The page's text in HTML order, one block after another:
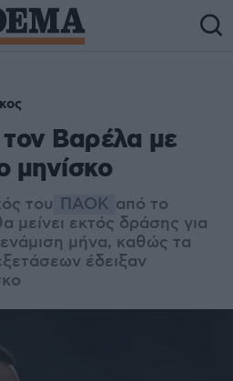
Βαρέλα με
μηνίσκο
του ΠΑΟΚ από το
μείνει εκτός δράσης για
μήνα, καθώς τα
έδειξαν